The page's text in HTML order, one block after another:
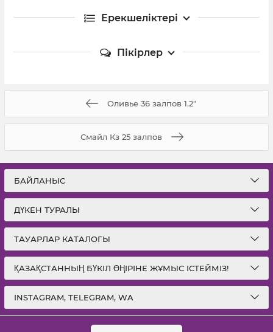
Ерекшеліктері
Пікірлер
Оливье 36 залпов 1.2"
Смайл Кз 25 залпов
БАЙЛАНЫС
ДҮКЕН ТУРАЛЫ
ТАУАРЛАР КАТАЛОГЫ
ҚАЗАҚСТАННЫҢ БҮКІЛ ӨҢІРІНЕ ЖҰМЫС ІСТЕЙМІЗ!
INSTAGRAM, TELEGRAM, WA